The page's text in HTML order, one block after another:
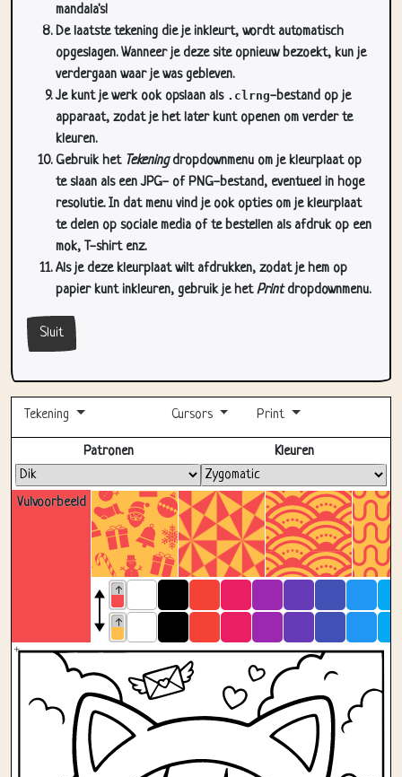
opgeslagen. Wanneer je deze site opnieuw bezoekt, kun je
verdergaan waar je was gebleven.
Je kunt je werk ook opslaan als.clrng-bestand op je
apparaat, zodat je het later kunt openen om verder te
kleuren.
Gebruik hetTekeningdropdownmenu om je kleurplaat op
te slaan als een JPG- of PNG-bestand, eventueel in hoge
resolutie. In dat menu vind je ook opties om je kleurplaat
te delen op sociale media of te bestellen als afdruk op een
mok, T-shirt enz.
Als je deze kleurplaat wilt afdrukken, zodat je hem op
papier kunt inkleuren, gebruik je het
Sluit
Vulvoorbeeld
Patronen Kleuren